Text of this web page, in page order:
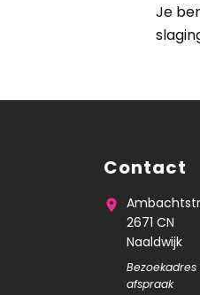
Je
Contact
2671 CN
Naaldwijk
afspraak